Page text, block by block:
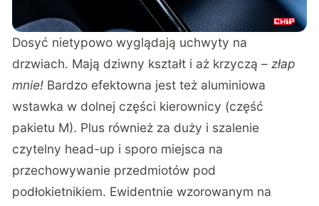
Dosyć nietypowo wyglądają uchwyty na
drzwiach. Mają dziwny kształt i aż krzyczą –złap
mnie! Bardzo efektowna jest też aluminiowa
wstawka w dolnej części kierownicy (część
pakietu M). Plus również za duży i szalenie
czytelny head-up i sporo miejsca na
przechowywanie przedmiotów pod
podłokietnikiem. Ewidentnie wzorowanym na